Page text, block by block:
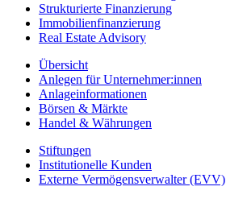
Strukturierte Finanzierung
Immobilienfinanzierung
Real Estate Advisory
Übersicht
Anlegen für Unternehmer:innen
Anlageinformationen
Börsen & Märkte
Handel & Währungen
Stiftungen
Institutionelle Kunden
Externe Vermögensverwalter (EVV)